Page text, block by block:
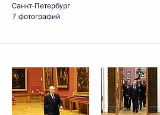
Санкт-Петербург
7 фотографий